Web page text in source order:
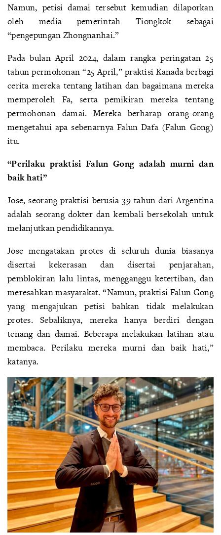
Namun, petisi damai tersebut kemudian dilaporkan
oleh media pemerintah Tiongkok sebagai
“pengepungan Zhongnanhai.”
Pada bulan April 2024, dalam rangka peringatan 25
tahun permohonan “25 April,” praktisi Kanada berbagi
cerita mereka tentang latihan dan bagaimana mereka
memperoleh Fa, serta pemikiran mereka tentang
permohonan damai. Mereka berharap orang-orang
mengetahui apa sebenarnya Falun Dafa (Falun Gong)
itu.
“Perilaku praktisi Falun Gong adalah murni dan
baik hati”
Jose, seorang praktisi berusia 39 tahun dari Argentina
adalah seorang dokter dan kembali bersekolah untuk
melanjutkan pendidikannya.
Jose mengatakan protes di seluruh dunia biasanya
disertai kekerasan dan disertai penjarahan,
pemblokiran lalu lintas, mengganggu ketertiban, dan
meresahkan masyarakat. “Namun, praktisi Falun Gong
yang mengajukan petisi bahkan tidak melakukan
protes. Sebaliknya, mereka hanya berdiri dengan
tenang dan damai. Beberapa melakukan latihan atau
membaca. Perilaku mereka murni dan baik hati,”
katanya.